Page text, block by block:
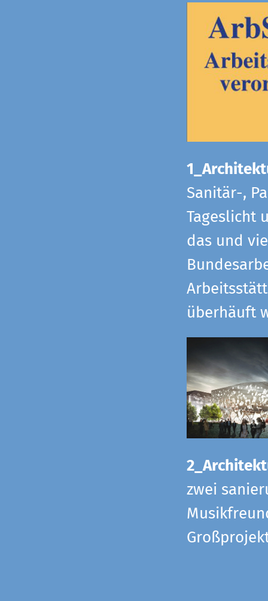
Sanitär-,
Tageslicht
das und
überhäuft
zwei